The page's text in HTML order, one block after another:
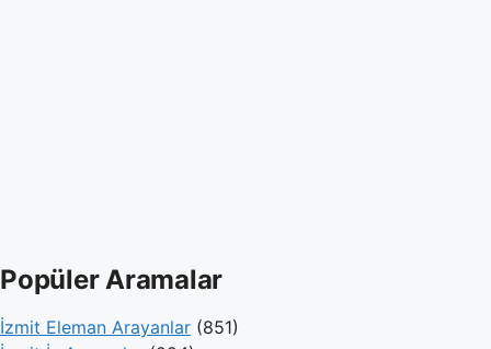
Popüler Aramalar
İzmit Eleman Arayanlar (851)